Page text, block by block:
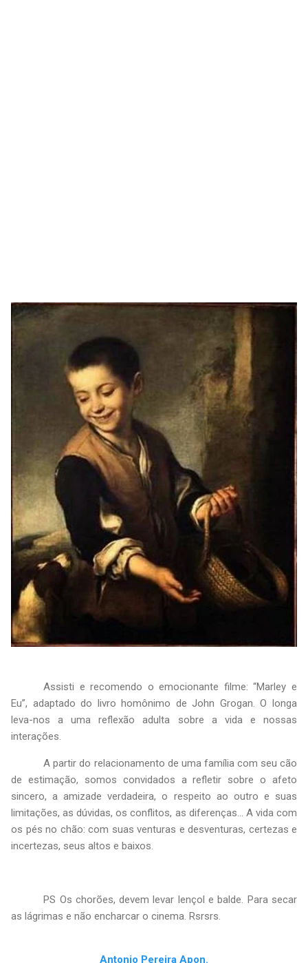
Assisti e recomendo o emocionante filme: “Marley e
Eu”, adaptado do livro homônimo de John Grogan. O longa
leva-nos a uma reflexão adulta sobre a vida e nossas
interações.
A partir do relacionamento de uma família com seu cão
de estimação, somos convidados a refletir sobre o afeto
sincero, a amizade verdadeira, o respeito ao outro e suas
limitações, as dúvidas, os conflitos, as diferenças... A vida com
os pés no chão: com suas venturas e desventuras, certezas e
incertezas, seus altos e baixos.
PS Os chorões, devem levar lençol e balde. Para secar
as lágrimas e não encharcar o cinema. Rsrsrs.
Antonio Pereira Apon.